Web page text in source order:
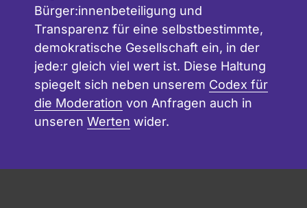
Bürger:innenbeteiligung und
Transparenz für eine selbstbestimmte,
demokratische Gesellschaft ein, in der
jede:r gleich viel wert ist. Diese Haltung
spiegelt sich neben unserem Codex für
die Moderation von Anfragen auch in
unseren Werten wider.